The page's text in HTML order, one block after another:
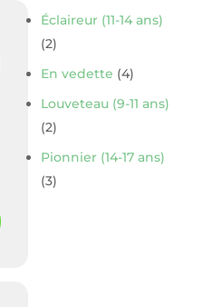
Éclaireur (11-14 ans)
(2)
En vedette (4)
Louveteau (9-11 ans)
(2)
Pionnier (14-17 ans)
(3)